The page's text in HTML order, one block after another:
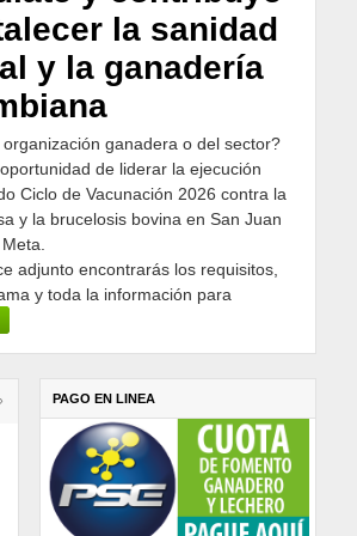
la sanidad
y la ganadería
ganadera o del sector?
de liderar la ejecución
Ciclo de Vacunación 2026 contra la
y la brucelosis bovina en San Juan
adjunto encontrarás los requisitos,
y toda la información para
PAGO EN LINEA